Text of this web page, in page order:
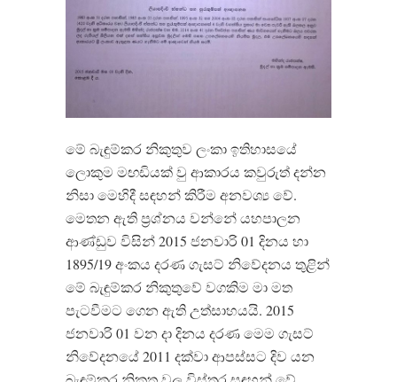
මේ බැඳුම්කර නිකුතුව ලංකා ඉතිහාසයේ
ලොකුම මඟඩියක් වු ආකාරය කවුරුත් දන්න
නිසා මෙහිදී සඳහන් කිරීම අනවශ්‍ය වේ.
මෙතන ඇති ප්‍රශ්නය වන්නේ යහපාලන
ආණ්ඩුව විසින් 2015 ජනවාරි 01 දිනය හා
1895/19 අංකය දරණ ගැසට් නිවේදනය තුළින්
මේ බැඳුම්කර නිකුතුවේ වගකිම මා මත
පැටවීමට ගෙන ඇති උත්සාහයයි. 2015
ජනවාරි 01 වන දා දිනය දරණ මෙම ගැසට්
නිවේදනයේ 2011 දක්වා ආපස්සට දිව යන